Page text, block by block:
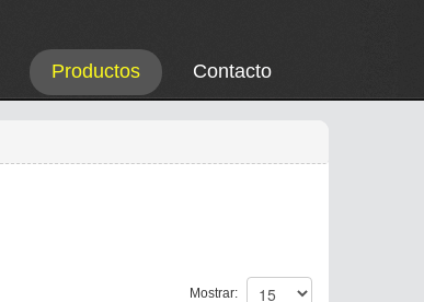
Productos Contacto
Mostrar: